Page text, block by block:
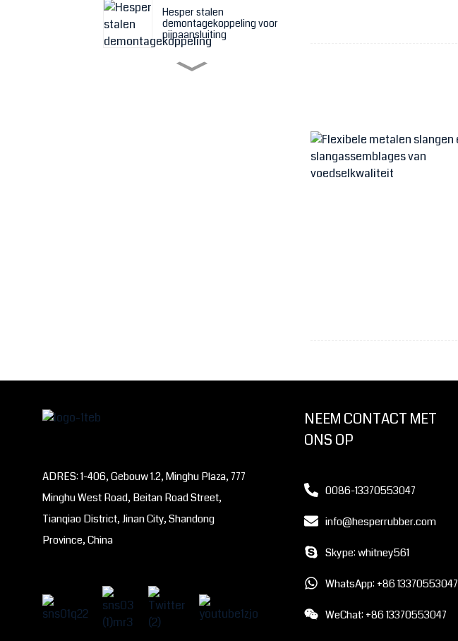
Hesper stalen
demontagekoppeling voor
pijpaansluiting
ADRES: 1-406, Gebouw 1.2, Minghu Plaza, 777
Minghu West Road, Beitan Road Street,
Tianqiao District, Jinan City, Shandong
Province, China
NEEM CONTACT MET
ONS OP
0086-13370553047
info@hesperrubber.com
Skype: whitney561
WhatsApp: +86 13370553047
WeChat: +86 13370553047